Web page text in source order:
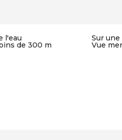
l'eau Sur une
de 300 m Vue mer